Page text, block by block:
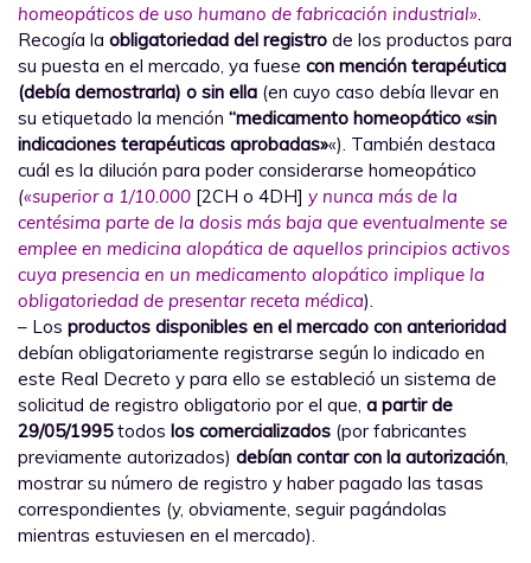
homeopáticos de uso humano de fabricación industrial».
Recogía la obligatoriedad del registro de los productos para
su puesta en el mercado, ya fuese con mención terapéutica
(debía demostrarla) o sin ella (en cuyo caso debía llevar en
su etiquetado la mención “medicamento homeopático «sin
indicaciones terapéuticas aprobadas»«). También destaca
cuál es la dilución para poder considerarse homeopático
(«superior a 1/10.000 [2CH o 4DH] y nunca más de la
centésima parte de la dosis más baja que eventualmente se
emplee en medicina alopática de aquellos principios activos
cuya presencia en un medicamento alopático implique la
obligatoriedad de presentar receta médica).
– Los productos disponibles en el mercado con anterioridad
debían obligatoriamente registrarse según lo indicado en
este Real Decreto y para ello se estableció un sistema de
solicitud de registro obligatorio por el que, a partir de
29/05/1995todos los comercializados (por fabricantes
previamente autorizados) debían contar con la autorización,
mostrar su número de registro y haber pagado las tasas
correspondientes (y, obviamente, seguir pagándolas
mientras estuviesen en el mercado).